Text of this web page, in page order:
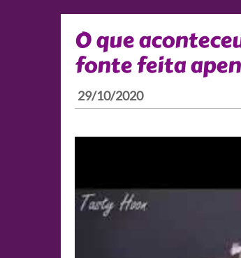
O que
fonte feita
29/10/2020